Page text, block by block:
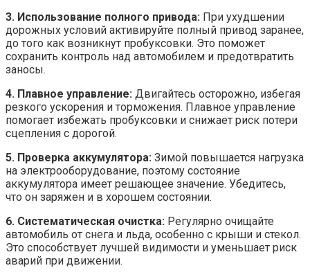
3. Использование полного привода: При ухудшении
дорожных условий активируйте полный привод заранее,
до того как возникнут пробуксовки. Это поможет
сохранить контроль над автомобилем и предотвратить
заносы.
4. Плавное управление: Двигайтесь осторожно, избегая
резкого ускорения и торможения. Плавное управление
помогает избежать пробуксовки и снижает риск потери
сцепления с дорогой.
5. Проверка аккумулятора: Зимой повышается нагрузка
на электрооборудование, поэтому состояние
аккумулятора имеет решающее значение. Убедитесь,
что он заряжен и в хорошем состоянии.
6. Систематическая очистка: Регулярно очищайте
автомобиль от снега и льда, особенно с крыши и стекол.
Это способствует лучшей видимости и уменьшает риск
аварий при движении.